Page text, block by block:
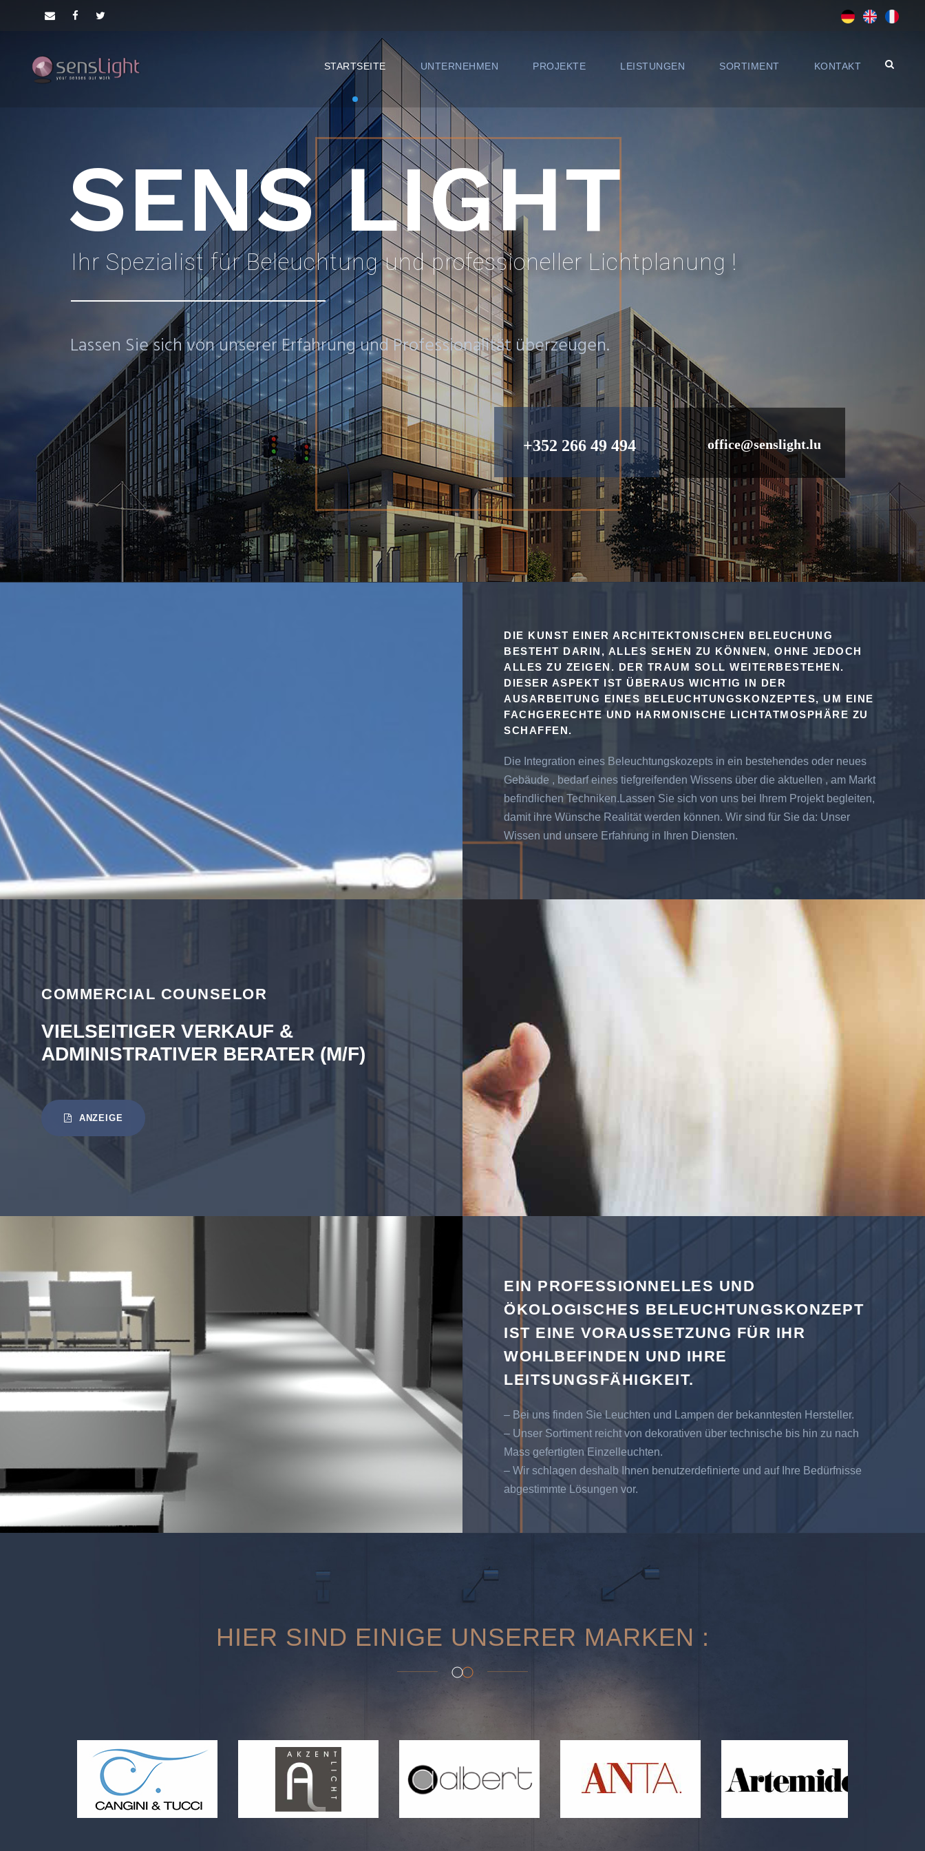
STARTSEITE UNTERNEHMEN PROJEKTE LEISTUNGEN SORTIMENT KONTAKT
SENS LIGHT
Lassen Sie sich von unserer Erfahrung und Professionalität überzeugen.
+352 266 49 494 office@senslight.lu
Ihr Spezialist für Beleuchtung und professioneller Lichtplanung !
DIE KUNST EINER ARCHITEKTONISCHEN BELEUCHUNG
BESTEHT DARIN, ALLES SEHEN ZU KÖNNEN, OHNE JEDOCH
ALLES ZU ZEIGEN. DER TRAUM SOLL WEITERBESTEHEN.
DIESER ASPEKT IST ÜBERAUS WICHTIG IN DER
AUSARBEITUNG EINES BELEUCHTUNGSKONZEPTES, UM EINE
FACHGERECHTE UND HARMONISCHE LICHTATMOSPHÄRE ZU
SCHAFFEN.
Die Integration eines Beleuchtungskozepts in ein bestehendes oder neues
Gebäude , bedarf eines tiefgreifenden Wissens über die aktuellen , am Markt
befindlichen Techniken.Lassen Sie sich von uns bei Ihrem Projekt begleiten,
damit ihre Wünsche Realität werden können. Wir sind für Sie da: Unser
Wissen und unsere Erfahrung in Ihren Diensten.
COMMERCIAL COUNSELOR
VIELSEITIGER VERKAUF &
ADMINISTRATIVER BERATER (M/F)
ANZEIGE
EIN PROFESSIONNELLES UND
ÖKOLOGISCHES BELEUCHTUNGSKONZEPT
IST EINE VORAUSSETZUNG FÜR IHR
WOHLBEFINDEN UND IHRE
LEITSUNGSFÄHIGKEIT.
– Bei uns finden Sie Leuchten und Lampen der bekanntesten Hersteller.
– Unser Sortiment reicht von dekorativen über technische bis hin zu nach
Mass gefertigten Einzelleuchten.
– Wir schlagen deshalb Ihnen benutzerdefinierte und auf Ihre Bedürfnisse
abgestimmte Lösungen vor.
HIER SIND EINIGE UNSERER MARKEN :